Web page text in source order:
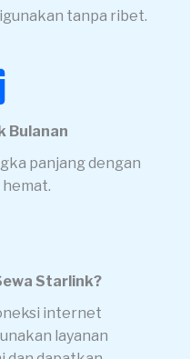
tanpa ribet.
Bulanan
panjang dengan
Starlink?
internet
layanan